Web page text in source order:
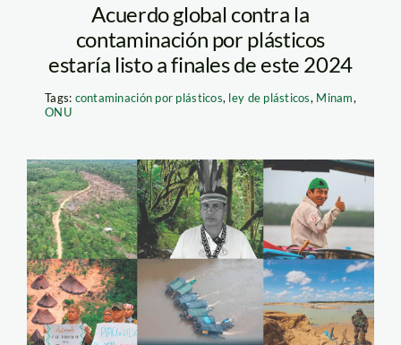
Acuerdo global contra la
contaminación por plásticos
estaría listo a finales de este 2024
Tags: contaminación por plásticos, ley de plásticos, Minam,
ONU
sucesos-ambientales-
2023—actualidad-
ambiental